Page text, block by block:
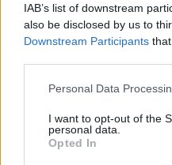
IAB’s list of downstream
also be disclosed by us to
Downstream Participants
Personal Data
I want to opt-out of the
personal data.
Opted In
mocskosul szeretne néhány ft
mr proper apónál végleg
NEW OPUS GLOBAL